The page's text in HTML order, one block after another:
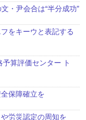
・尹会合は“半分成功”
をキーウと表記する
算評価センター ト
保障確立を
労災認定の周知を